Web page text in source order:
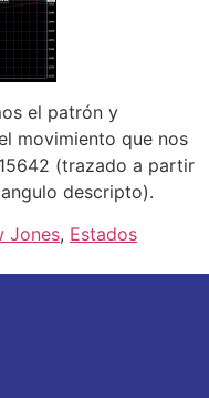
el patrón y
movimiento que nos
(trazado a partir
descripto).
Jones, Estados